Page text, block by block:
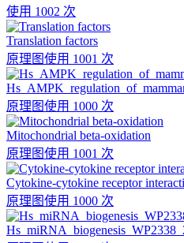
使用 1002 次
Translation factors
原理图使用 1001 次
原理图使用 1000 次
Mitochondrial beta-oxidation
原理图使用 1001 次
Cytokine-cytokine receptor
原理图使用 1000 次